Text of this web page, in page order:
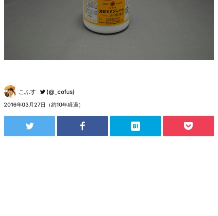
こふす (@_cofus)
2016年03月27日（約10年経過）